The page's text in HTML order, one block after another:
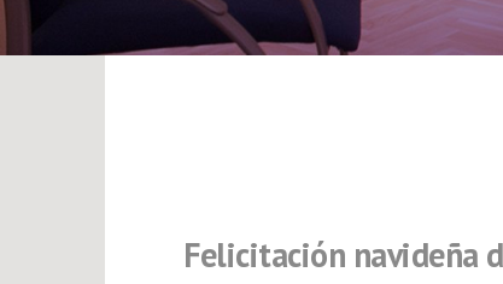
Felicitación navideña